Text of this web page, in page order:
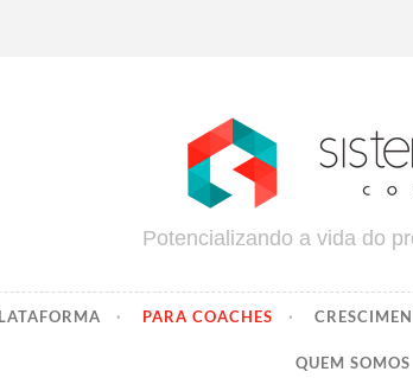
Potencializando a vida do
PARA COACHES
QUEM SOMOS